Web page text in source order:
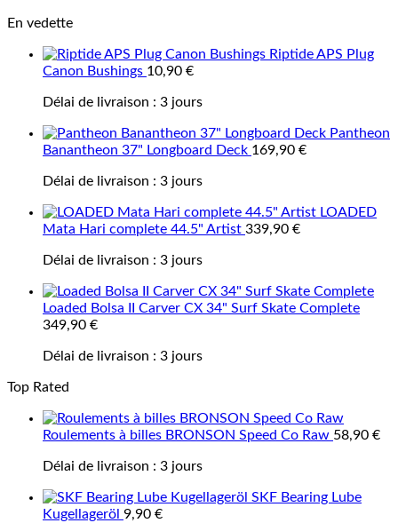
En vedette
Riptide APS Plug
Canon Bushings 10,90 €
Délai de livraison : 3 jours
Pantheon
Banantheon 37" Longboard Deck 169,90 €
Délai de livraison : 3 jours
LOADED
Mata Hari complete 44.5" Artist 339,90 €
Délai de livraison : 3 jours
Loaded Bolsa II Carver CX 34" Surf Skate Complete
349,90 €
Délai de livraison : 3 jours
Top Rated
Roulements à billes BRONSON Speed Co Raw 58,90 €
Délai de livraison : 3 jours
SKF Bearing Lube
Kugellageröl 9,90 €